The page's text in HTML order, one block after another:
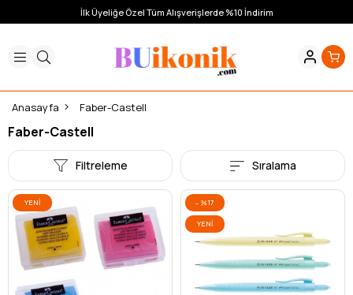
İlk Üyeliğe Özel Tüm Alışverişlerde %10 İndirim
Anasayfa Faber-Castell
Faber-Castell
Filtreleme Sıralama
YENI
ÜRÜN
%17
YENI
ÜRÜN